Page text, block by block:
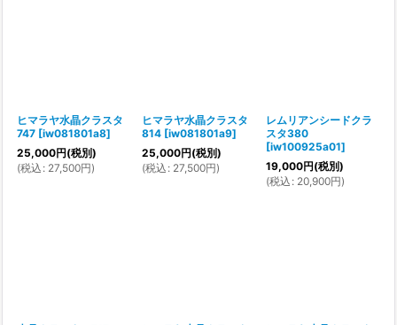
ヒマラヤ水晶クラスタ
747 [iw081801a8]
25,000円(税別)
(税込 : 27,500円)
ヒマラヤ水晶クラスタ
814 [iw081801a9]
25,000円(税別)
(税込 : 27,500円)
レムリアンシードクラ
スタ380
[iw100925a01]
19,000円(税別)
(税込 : 20,900円)